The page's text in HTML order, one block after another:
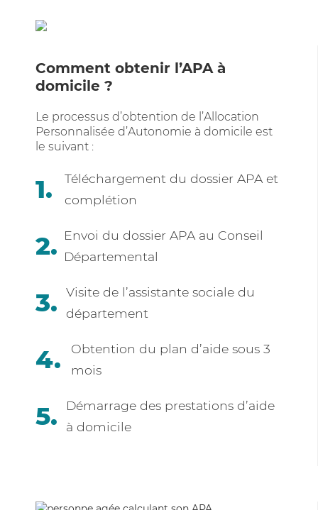
Comment obtenir l’APA à
domicile ?
Le processus d’obtention de l’Allocation
Personnalisée d’Autonomie à domicile est
le suivant :
Téléchargement du dossier APA et
complétion
Envoi du dossier APA au Conseil
Départemental
Visite de l’assistante sociale du
département
Obtention du plan d’aide sous 3
mois
Démarrage des prestations d’aide
à domicile